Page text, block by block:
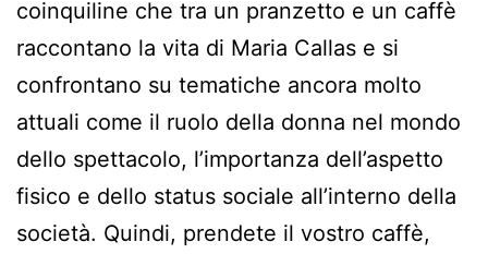
coinquiline che tra un pranzetto e un caffè
raccontano la vita di Maria Callas e si
confrontano su tematiche ancora molto
attuali come il ruolo della donna nel mondo
dello spettacolo, l’importanza dell’aspetto
fisico e dello status sociale all’interno della
società. Quindi, prendete il vostro caffè,